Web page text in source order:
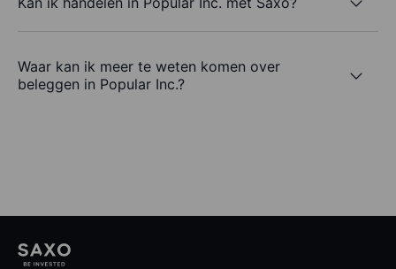
Waar kan ik meer te weten komen over
beleggen in Popular Inc.?